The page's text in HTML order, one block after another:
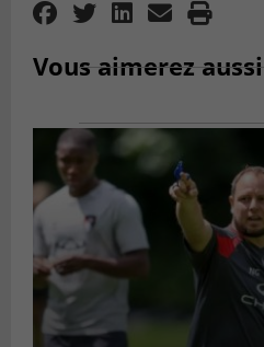
Vous aimerez aussi